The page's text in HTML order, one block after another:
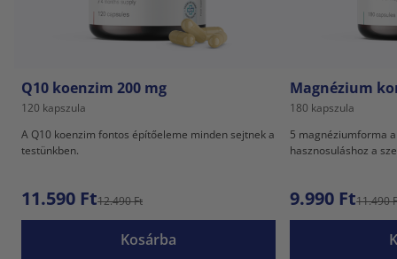
Q10 koenzim 200 mg
120 kapszula
A Q10 koenzim fontos építőeleme minden sejtnek a
testünkben.
11.590 Ft12.490 Ft
Kosárba
Magnézium
180 kapszula
5 magnéziumforma
hasznosuláshoz a
9.990 Ft11.490